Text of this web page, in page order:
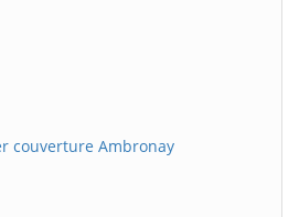
couverture Ambronay